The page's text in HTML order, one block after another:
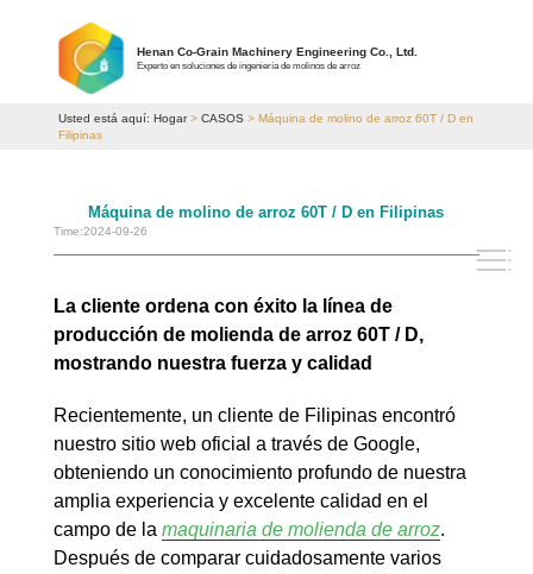
Henan Co-Grain Machinery Engineering Co., Ltd.
Experto en soluciones de ingeniería de molinos de arroz
Usted está aquí: Hogar>CASOS > Máquina de molino de arroz 60T / D en
Filipinas
Máquina de molino de arroz 60T / D en Filipinas
Time:2024-09-26
La cliente ordena con éxito la línea de
producción de molienda de arroz 60T / D,
mostrando nuestra fuerza y calidad
Recientemente, un cliente de Filipinas encontró
nuestro sitio web oficial a través de Google,
obteniendo un conocimiento profundo de nuestra
amplia experiencia y excelente calidad en el
campo de la maquinaria de molienda de arroz.
Después de comparar cuidadosamente varios